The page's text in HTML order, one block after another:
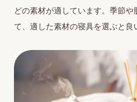
どの素材が適しています。季節や
て、適した素材の寝具を選ぶと良